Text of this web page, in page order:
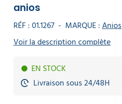
anios
RÉF :01.1267 - MARQUE :Anios
Voir la description complète
EN STOCK
Livraison sous 24/48H